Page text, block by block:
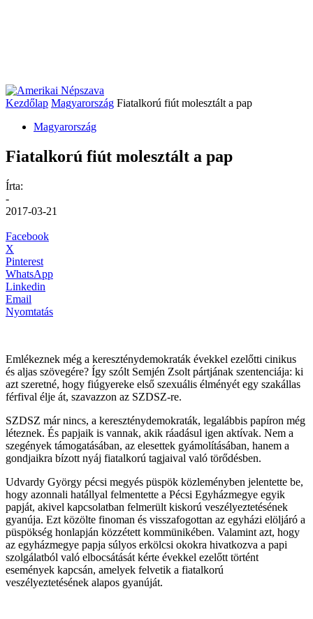
Kezdőlap Magyarország Fiatalkorú fiút molesztált a pap
Magyarország
Fiatalkorú fiút molesztált a pap
Írta:
-
2017-03-21
Facebook
X
Pinterest
WhatsApp
Linkedin
Email
Nyomtatás
Emlékeznek még a kereszténydemokraták évekkel ezelőtti cinikus
és aljas szövegére? Így szólt Semjén Zsolt pártjának szentenciája: ki
azt szeretné, hogy fiúgyereke első szexuális élményét egy szakállas
férfival élje át, szavazzon az SZDSZ-re.
SZDSZ már nincs, a kereszténydemokraták, legalábbis papíron még
léteznek. És papjaik is vannak, akik ráadásul igen aktívak. Nem a
szegények támogatásában, az elesettek gyámolításában, hanem a
gondjaikra bízott nyáj fiatalkorú tagjaival való törődésben.
Udvardy György pécsi megyés püspök közleményben jelentette be,
hogy azonnali hatállyal felmentette a Pécsi Egyházmegye egyik
papját, akivel kapcsolatban felmerült kiskorú veszélyeztetésének
gyanúja. Ezt közölte finoman és visszafogottan az egyházi elöljáró a
püspökség honlapján közzétett kommünikében. Valamint azt, hogy
az egyházmegye papja súlyos erkölcsi okokra hivatkozva a papi
szolgálatból való elbocsátását kérte évekkel ezelőtt történt
események kapcsán, amelyek felvetik a fiatalkorú
veszélyeztetésének alapos gyanúját.